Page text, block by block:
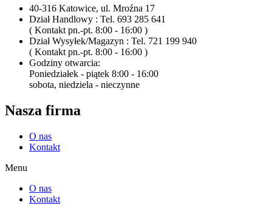
40-316 Katowice, ul. Mroźna 17
Dział Handlowy : Tel. 693 285 641
( Kontakt pn.-pt. 8:00 - 16:00 )
Dział Wysyłek/Magazyn : Tel. 721 199 940
( Kontakt pn.-pt. 8:00 - 16:00 )
Godziny otwarcia:
Poniedziałek - piątek 8:00 - 16:00
sobota, niedziela - nieczynne
Nasza firma
O nas
Kontakt
Menu
O nas
Kontakt